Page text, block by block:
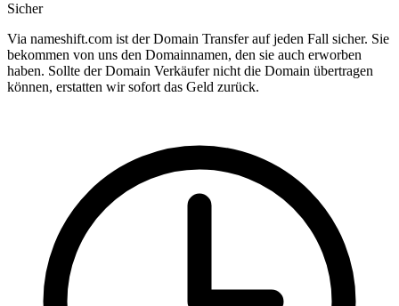
Sicher
Via nameshift.com ist der Domain Transfer auf jeden Fall sicher. Sie
bekommen von uns den Domainnamen, den sie auch erworben
haben. Sollte der Domain Verkäufer nicht die Domain übertragen
können, erstatten wir sofort das Geld zurück.